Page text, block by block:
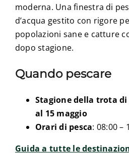
moderna. Una finestra di
d’acqua gestito con rigore
popolazioni sane e catture
dopo stagione.
Quando pescare
Stagione della trota di
al 15 maggio
Orari di pesca: 08:00 –
Guida a tutte le